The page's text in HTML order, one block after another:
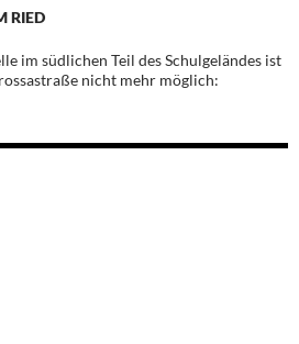
RIED
im südlichen Teil des Schulgeländes ist
nicht mehr möglich: